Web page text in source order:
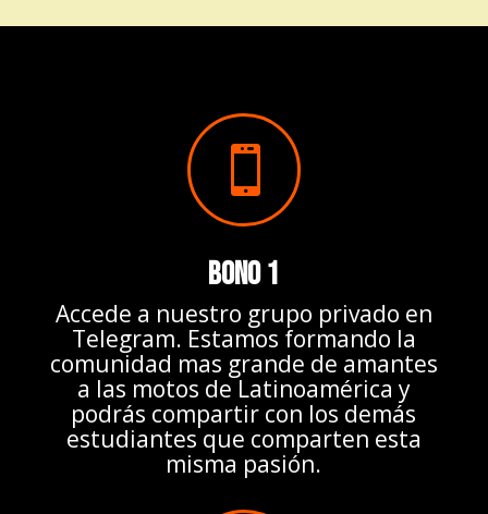

BONO 1
Accede a nuestro grupo privado en
Telegram. Estamos formando la
comunidad mas grande de amantes
a las motos de Latinoamérica y
podrás compartir con los demás
estudiantes que comparten esta
misma pasión.